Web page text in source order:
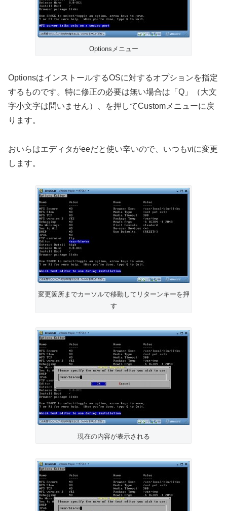
Optionsメニュー
OptionsはインストールするOSに対するオプションを指定
するものです。特に修正の必要は無い場合は「Q」（大文
字小文字は問いません）、を押してCustomメニューに戻
ります。
おいらはエディタがeeだと使い辛いので、いつもviに変更
します。
変更箇所までカーソルで移動してリターンキーを押
す
現在の内容が表示される